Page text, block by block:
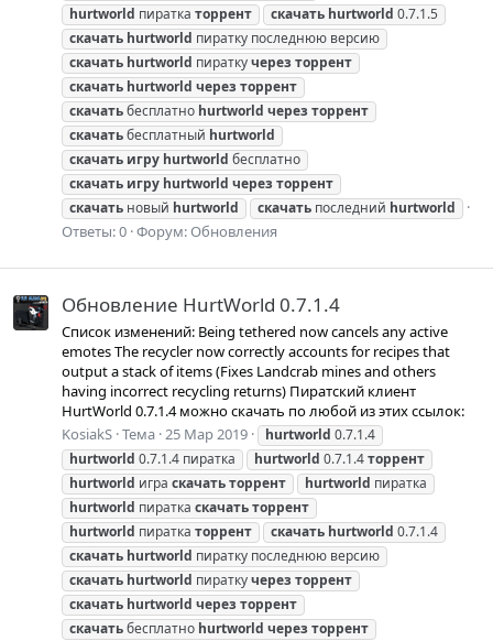
hurtworld пиратка торрент скачать hurtworld 0.7.1.5
скачать hurtworld пиратку последнюю версию
скачать hurtworld пираткучерез торрент
скачать hurtworld через торрент
скачатьбесплатно hurtworld через торрент
скачатьбесплатный hurtworld
скачать игру hurtworld бесплатно
скачать игру hurtworld через торрент
скачать новый hurtworld скачать последний hurtworld
Ответы: 0 Форум:Обновления
Обновление HurtWorld 0.7.1.4
Список изменений: Being tethered now cancels any active
emotes The recycler now correctly accounts for recipes that
output a stack of items (Fixes Landcrab mines and others
having incorrect recycling returns) Пиратский клиент
HurtWorld 0.7.1.4 можно скачать по любой из этих ссылок:
KosiakS Тема 25 Мар 2019 hurtworld 0.7.1.4
hurtworld 0.7.1.4 пиратка hurtworld 0.7.1.4торрент
hurtworld игра скачатьторрент hurtworld пиратка
hurtworld пиратка скачатьторрент
hurtworld пиратка торрент скачать hurtworld 0.7.1.4
скачать hurtworld пиратку последнюю версию
скачать hurtworld пираткучерез торрент
скачать hurtworld через торрент
скачатьбесплатно hurtworld через торрент